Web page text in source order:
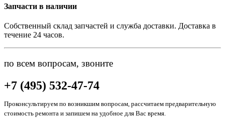
Запчасти в наличии
Собственный склад запчастей и служба доставки. Доставка в
течение 24 часов.
по всем вопросам, звоните
+7 (495) 532-47-74
Проконсультируем по возникшим вопросам, рассчитаем предварительную
стоимость ремонта и запишем на удобное для Вас время.